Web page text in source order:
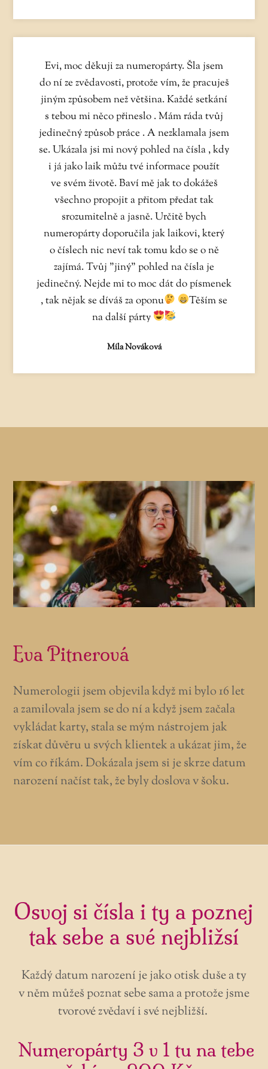
Evi, moc děkuji za numeropárty. Šla jsem
do ní ze zvědavosti, protože vím, že pracuješ
jiným způsobem než většina. Každé setkání
s tebou mi něco přineslo . Mám ráda tvůj
jedinečný způsob práce . A nezklamala jsem
se. Ukázala jsi mi nový pohled na čísla , kdy
i já jako laik můžu tvé informace použít
ve svém životě. Baví mě jak to dokážeš
všechno propojit a přitom předat tak
srozumitelně a jasně. Určitě bych
numeropárty doporučila jak laikovi, který
o číslech nic neví tak tomu kdo se o ně
zajímá. Tvůj "jiný" pohled na čísla je
jedinečný. Nejde mi to moc dát do písmenek
, tak nějak se díváš za oponu
Těším se
na další párty
Míla Nováková
Eva Pitnerová
Numerologii jsem objevila když mi bylo 16 let
a zamilovala jsem se do ní a když jsem začala
vykládat karty, stala se mým nástrojem jak
získat důvěru u svých klientek a ukázat jim, že
vím co říkám. Dokázala jsem si je skrze datum
narození načíst tak, že byly doslova v šoku.
Osvoj si čísla i ty a poznej
tak sebe a své nejbližsí
Každý datum narození je jako otisk duše a ty
v něm můžeš poznat sebe sama a protože jsme
tvorové zvědaví i své nejbližší.
Numeropárty 3 v 1 tu na tebe